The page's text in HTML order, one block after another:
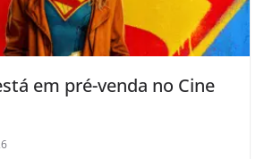
em pré-venda no Cine